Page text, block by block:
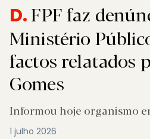
D.FPF faz
Ministério
factos relatados
Gomes
Informou hoje organismo
1 julho 2026